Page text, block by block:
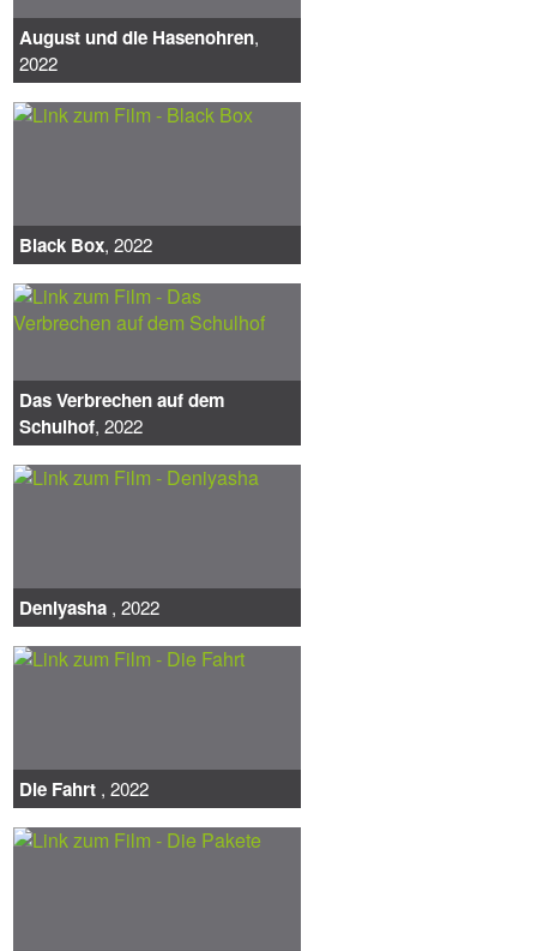
August und die Hasenohren,
2022
Black Box, 2022
Das Verbrechen auf dem
Schulhof, 2022
Deniyasha , 2022
Die Fahrt , 2022